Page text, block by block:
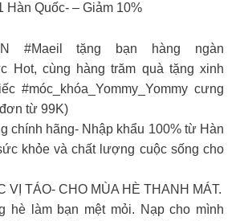
Hàn Quốc- – Giảm 10%
#Maeil tặng bạn hàng ngàn
Hot, cùng hàng trăm quà tặng xinh
#móc_khóa_Yommy_Yommy cưng
từ 99K)
chính hãng- Nhập khẩu 100% từ Hàn
khỏe và chất lượng cuộc sống cho
VỊ TÁO- CHO MÙA HÈ THANH MÁT.
hè làm bạn mệt mỏi. Nạp cho mình